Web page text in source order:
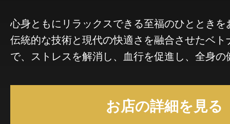
心身ともにリラックスできる至福のひとときを
伝統的な技術と現代の快適さを融合させたベト
で、ストレスを解消し、血行を促進し、全身の
にも最適です。ぜひ一度ご来店いただき、ベ
お店の詳細を見る